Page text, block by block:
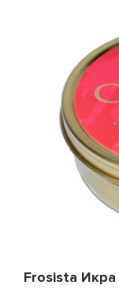
Frosista Икра